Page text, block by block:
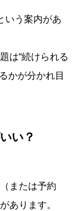
いう案内があ
は“続けられる
かが分かれ目
い？
または予約
あります。